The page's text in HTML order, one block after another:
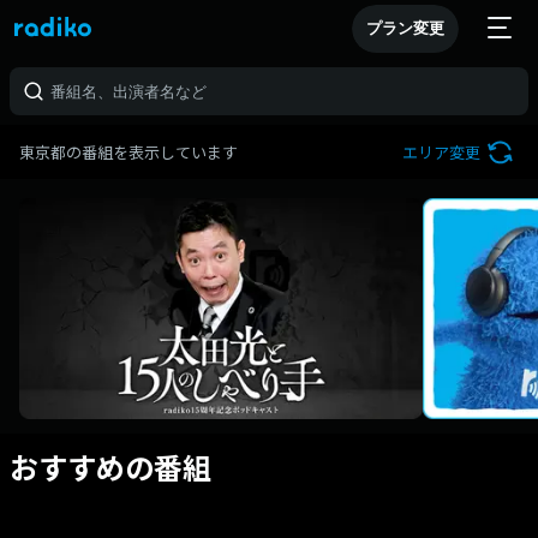
プラン変更
東京都の番組を表示しています エリア変更
おすすめの番組